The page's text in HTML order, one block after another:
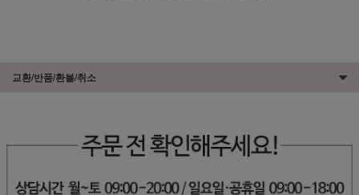
교환/반품/환불/취소